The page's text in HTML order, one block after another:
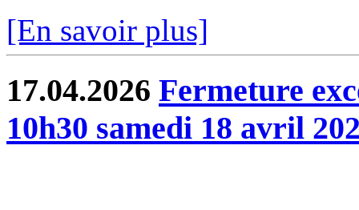
[En savoir plus]
17.04.2026 Fermeture
10h30 samedi 18 avril